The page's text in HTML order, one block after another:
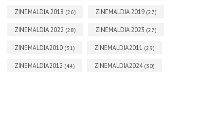
ZINEMALDIA 2018 (26) ZINEMALDIA 2019 (27)
ZINEMALDIA 2022 (28) ZINEMALDIA 2023 (27)
ZINEMALDIA2010 (31) ZINEMALDIA2011 (29)
ZINEMALDIA2012 (44) ZINEMALDIA2024 (30)